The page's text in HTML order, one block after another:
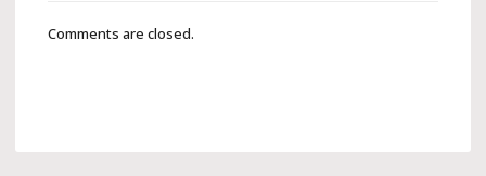
Comments are closed.